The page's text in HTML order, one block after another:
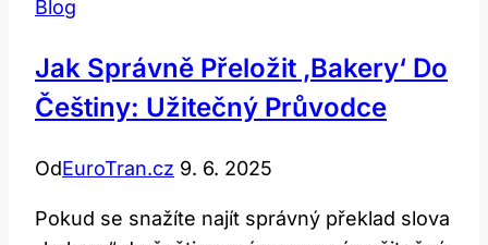
Blog
Jak Správně Přeložit ‚bakery‘ Do
Češtiny: Užitečný Průvodce
OdEuroTran.cz 9. 6. 2025
Pokud se snažíte najít správný překlad slova